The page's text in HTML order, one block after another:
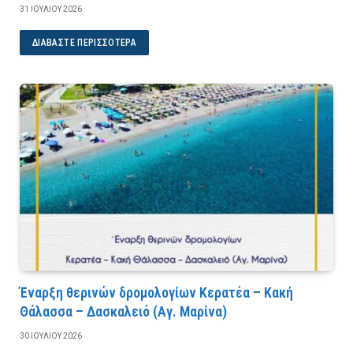
31 ΙΟΥΛΊΟΥ 2026
ΔΙΑΒΆΣΤΕ ΠΕΡΙΣΣΌΤΕΡΑ
Έναρξη θερινών δρομολογίων Κερατέα – Κακή
Θάλασσα – Δασκαλειό (Αγ. Μαρίνα)
30 ΙΟΥΛΊΟΥ 2026